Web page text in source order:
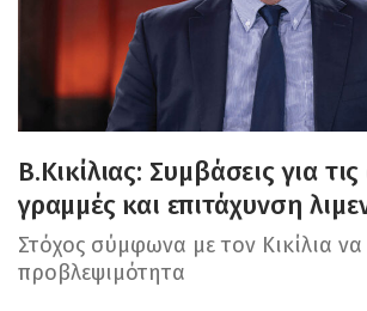
Β.Κικίλιας: Συμβάσεις για
γραμμές και επιτάχυνση
Στόχος σύμφωνα με τον Κικίλια να
προβλεψιμότητα